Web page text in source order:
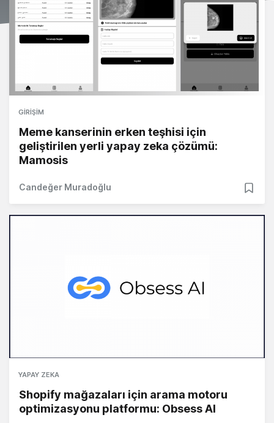
GIRIŞIM
Meme kanserinin erken teşhisi için
geliştirilen yerli yapay zeka çözümü:
Mamosis
Candeğer Muradoğlu
YAPAY ZEKA
Shopify mağazaları için arama motoru
optimizasyonu platformu: Obsess AI